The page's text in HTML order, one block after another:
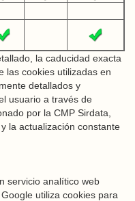
la caducidad exacta
las cookies utilizadas en
detallados y
usuario a través de
por la CMP Sirdata,
la actualización constante
servicio analítico web
utiliza cookies para